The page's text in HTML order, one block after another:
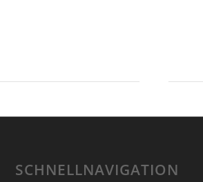
SCHNELLNAVIGATION